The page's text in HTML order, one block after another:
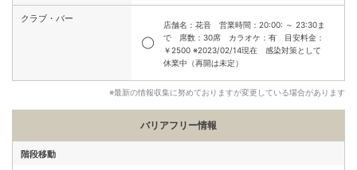
クラブ・バー
◯
店舗名：花音 営業時間：20:00: ～ 23:30ま
で 席数：30席 カラオケ：有 目安料金：
￥2500 ※2023/02/14現在 感染対策として
休業中（再開は未定）
※最新の情報収集に努めておりますが変更している場合があります
バリアフリー情報
階段移動